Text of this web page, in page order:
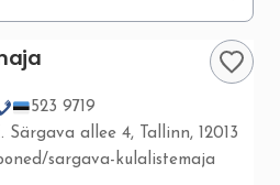
523 9719
Särgava allee 4, Tallinn, 12013
sargava-kulalistemaja